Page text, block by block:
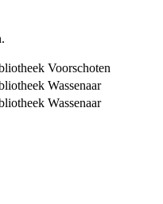
Voorschoten
Wassenaar
Wassenaar